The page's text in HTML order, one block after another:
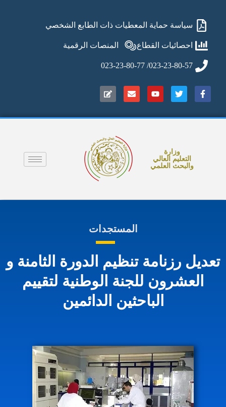
سياسة حماية المعطيات ذات الطابع الشخصي
احصائيات القطاع المنصات الرقمية
023-23-80-57/ 023-23-80-77
وزارة
التعليم العالي
والبحث العلمي
المستجدات
تعديل رزنامة تنظيم الدورة الثامنة و
العشرون للجنة الوطنية لتقييم
الباحثين الدائمين